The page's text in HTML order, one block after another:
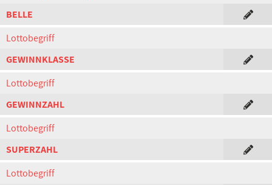
BELLE
Lottobegriff
GEWINNKLASSE
Lottobegriff
GEWINNZAHL
Lottobegriff
SUPERZAHL
Lottobegriff